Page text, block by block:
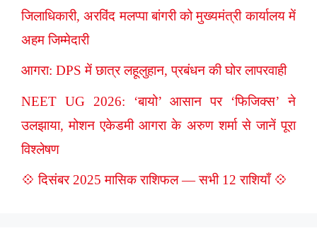
जिलाधिकारी, अरविंद मलप्पा बांगरी को मुख्यमंत्री कार्यालय में
अहम जिम्मेदारी
आगरा: DPS में छात्र लहूलुहान, प्रबंधन की घोर लापरवाही
NEET UG 2026: ‘बायो’ आसान पर ‘फिजिक्स’ ने
उलझाया, मोशन एकेडमी आगरा के अरुण शर्मा से जानें पूरा
विश्लेषण
💠 दिसंबर 2025 मासिक राशिफल — सभी 12 राशियाँ 💠